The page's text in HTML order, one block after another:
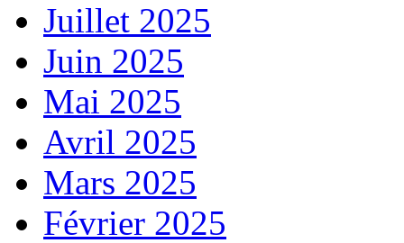
Juillet 2025
Juin 2025
Mai 2025
Avril 2025
Mars 2025
Février 2025